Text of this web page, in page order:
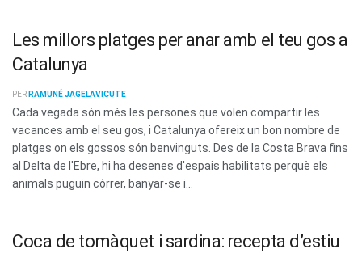
Les millors platges per anar amb el teu gos a
Catalunya
PER RAMUNÉ JAGELAVICUTE
Cada vegada són més les persones que volen compartir les
vacances amb el seu gos, i Catalunya ofereix un bon nombre de
platges on els gossos són benvinguts. Des de la Costa Brava fins
al Delta de l'Ebre, hi ha desenes d'espais habilitats perquè els
animals puguin córrer, banyar-se i...
Coca de tomàquet i sardina: recepta d’estiu